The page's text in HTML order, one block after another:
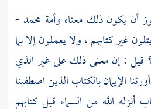
أن يكون ذلك معناه وأمة محمد-
غير كتابهم ، ولا يعملون إلا بما
قيل : إن معنى ذلك على غير الذي
الإيمان بالكتاب الذين اصطفينا
الله من السماء قبل كتابهم